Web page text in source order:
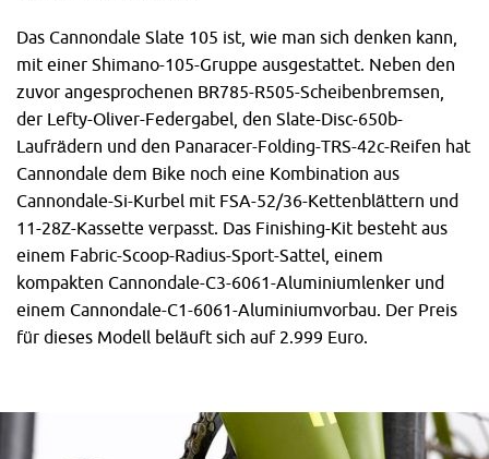
Das Cannondale Slate 105 ist, wie man sich denken kann,
mit einer Shimano-105-Gruppe ausgestattet. Neben den
zuvor angesprochenen BR785-R505-Scheibenbremsen,
der Lefty-Oliver-Federgabel, den Slate-Disc-650b-
Laufrädern und den Panaracer-Folding-TRS-42c-Reifen hat
Cannondale dem Bike noch eine Kombination aus
Cannondale-Si-Kurbel mit FSA-52/36-Kettenblättern und
11-28Z-Kassette verpasst. Das Finishing-Kit besteht aus
einem Fabric-Scoop-Radius-Sport-Sattel, einem
kompakten Cannondale-C3-6061-Aluminiumlenker und
einem Cannondale-C1-6061-Aluminiumvorbau. Der Preis
für dieses Modell beläuft sich auf 2.999 Euro.